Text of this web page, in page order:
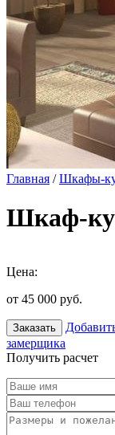
Главная /Шкафы-
Шкаф-
Цена:
от 45 000 руб.
Заказать
замерщика
Получить расчет